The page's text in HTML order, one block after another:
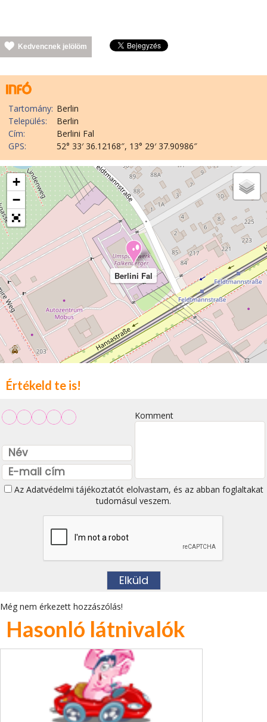
Kedvencnek jelölöm
Tartomány: Berlin
Település:
Berlin
Cím:
Berlini Fal
GPS:
52° 33′ 36.12168″, 13° 29′ 37.90986″
Berlini Fal
+
−
Értékeld te is!
Komment
Az Adatvédelmi tájékoztatótelolvastam, és az abban foglaltakat
tudomásul veszem.
Még nem érkezett hozzászólás!
Hasonló látnivalók